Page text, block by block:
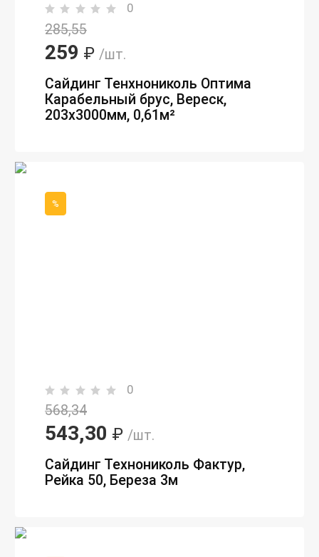
0
285,55
259 ₽ /шт.
Сайдинг Тенхнониколь Оптима
Карабельный брус, Вереск,
203х3000мм, 0,61м²
%
0
568,34
543,30 ₽ /шт.
Сайдинг Технониколь Фактур,
Рейка 50, Береза 3м